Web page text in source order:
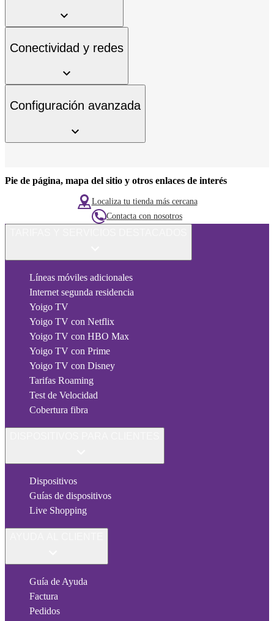
Conectividad y redes
Configuración avanzada
Pie de página, mapa del sitio y otros enlaces de interés
Localiza tu tienda más cercana
Contacta con nosotros
Líneas móviles adicionales
Internet segunda residencia
Yoigo TV
Yoigo TV con Netflix
Yoigo TV con HBO Max
Yoigo TV con Prime
Yoigo TV con Disney
Tarifas Roaming
Test de Velocidad
Cobertura fibra
Dispositivos
Guías de dispositivos
Live Shopping
Guía de Ayuda
Factura
Pedidos